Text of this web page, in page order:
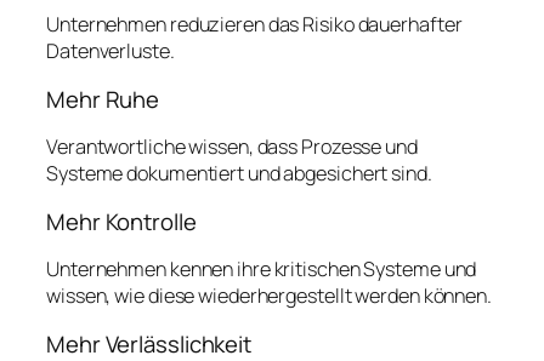
Unternehmen reduzieren das Risiko dauerhafter
Datenverluste.
Mehr Ruhe
Verantwortliche wissen, dass Prozesse und
Systeme dokumentiert und abgesichert sind.
Mehr Kontrolle
Unternehmen kennen ihre kritischen Systeme und
wissen, wie diese wiederhergestellt werden können.
Mehr Verlässlichkeit